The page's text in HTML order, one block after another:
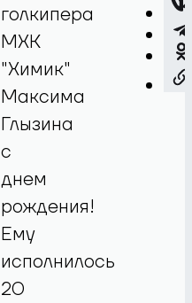
голкипера
МХК
"Химик"
Максима
Глызина
с
днем
рождения!
Ему
исполнилось
20